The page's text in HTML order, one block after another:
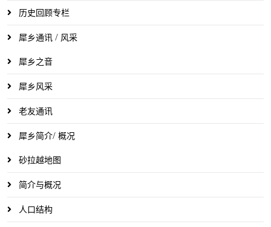
历史回顾专栏
犀乡通讯 / 风采
犀乡之音
犀乡风采
老友通讯
犀乡简介/ 概况
砂拉越地图
简介与概况
人口结构